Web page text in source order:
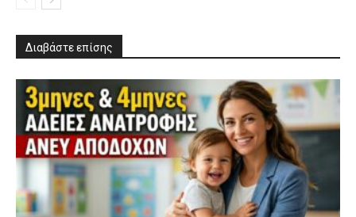
Διαβάστε επίσης